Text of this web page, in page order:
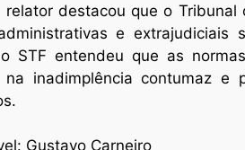
relator destacou que o
e extrajudiciais
STF entendeu que as
na inadimplência contumaz
Gustavo Carneiro